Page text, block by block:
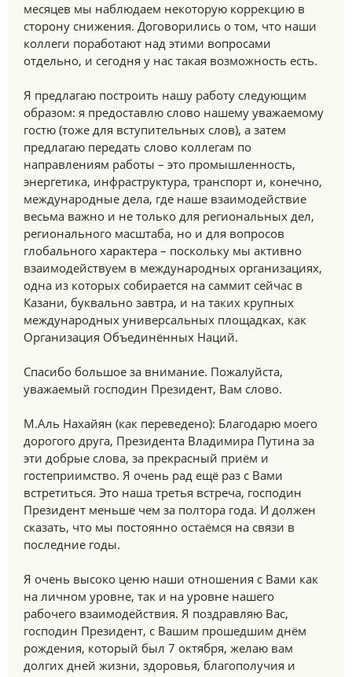
месяцев мы наблюдаем некоторую коррекцию в
сторону снижения. Договорились о том, что наши
коллеги поработают над этими вопросами
отдельно, и сегодня у нас такая возможность есть.
Я предлагаю построить нашу работу следующим
образом: я предоставлю слово нашему уважаемому
гостю (тоже для вступительных слов), а затем
предлагаю передать слово коллегам по
направлениям работы – это промышленность,
энергетика, инфраструктура, транспорт и, конечно,
международные дела, где наше взаимодействие
весьма важно и не только для региональных дел,
регионального масштаба, но и для вопросов
глобального характера – поскольку мы активно
взаимодействуем в международных организациях,
одна из которых собирается на саммит сейчас в
Казани, буквально завтра, и на таких крупных
международных универсальных площадках, как
Организация Объединённых Наций.
Спасибо большое за внимание. Пожалуйста,
уважаемый господин Президент, Вам слово.
М.Аль Нахайян (как переведено): Благодарю моего
дорогого друга, Президента Владимира Путина за
эти добрые слова, за прекрасный приём и
гостеприимство. Я очень рад ещё раз с Вами
встретиться. Это наша третья встреча, господин
Президент меньше чем за полтора года. И должен
сказать, что мы постоянно остаёмся на связи в
последние годы.
Я очень высоко ценю наши отношения с Вами как
на личном уровне, так и на уровне нашего
рабочего взаимодействия. Я поздравляю Вас,
господин Президент, с Вашим прошедшим днём
рождения, который был 7 октября, желаю вам
долгих дней жизни, здоровья, благополучия и